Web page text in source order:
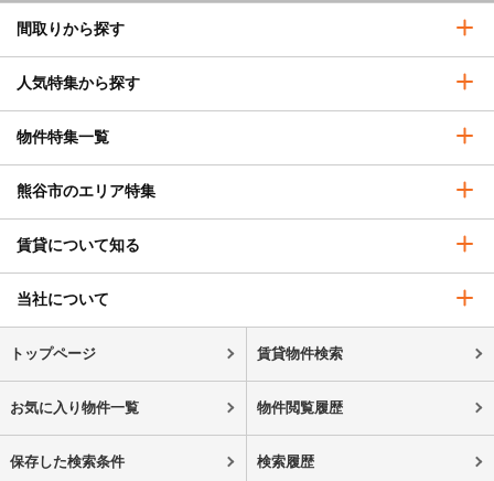
間取りから探す
人気特集から探す
物件特集一覧
熊谷市のエリア特集
賃貸について知る
当社について
トップページ 賃貸物件検索
お気に入り物件一覧 物件閲覧履歴
保存した検索条件 検索履歴